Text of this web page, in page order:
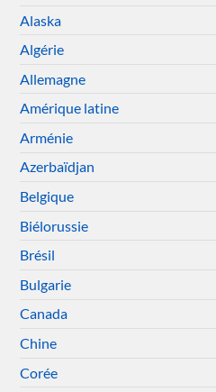
Alaska
Algérie
Allemagne
Amérique latine
Arménie
Azerbaïdjan
Belgique
Biélorussie
Brésil
Bulgarie
Canada
Chine
Corée